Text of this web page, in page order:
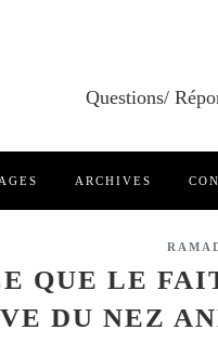
ARCHIVES
QUE LE
DU NEZ